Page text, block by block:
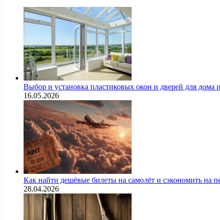
Выбор и установка пластиковых окон и дверей для дома
16.05.2026
Как найти дешёвые билеты на самолёт и сэкономить на
28.04.2026